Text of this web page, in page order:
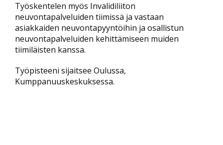
Työskentelen myös Invalidiliiton
neuvontapalveluiden tiimissä ja vastaan
asiakkaiden neuvontapyyntöihin ja osallistun
neuvontapalveluiden kehittämiseen muiden
tiimiläisten kanssa.
Työpisteeni sijaitsee Oulussa,
Kumppanuuskeskuksessa.